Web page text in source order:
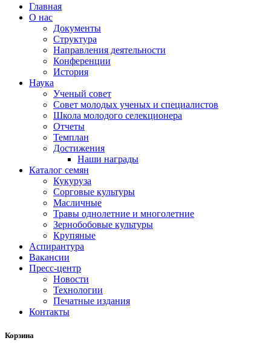
Главная
О нас
Документы
Структура
Направления деятельности
Конференции
История
Наука
Ученый совет
Совет молодых ученых и специалистов
Школа молодого селекционера
Отчеты
Темплан
Достижения
Наши награды
Каталог семян
Кукуруза
Сорговые культуры
Масличные
Травы однолетние и многолетние
Зернобобовые культуры
Крупяные
Аспирантура
Вакансии
Пресс-центр
Новости
Технологии
Печатные издания
Контакты
Корзина